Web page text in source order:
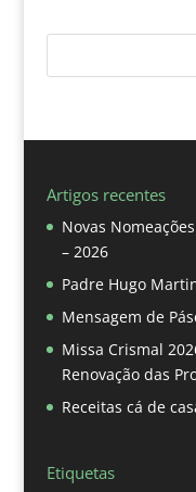
Artigos recentes
Novas
– 2026
Padre Hugo
Mensagem de
Missa Crismal
Renovação das
Receitas cá de
Etiquetas